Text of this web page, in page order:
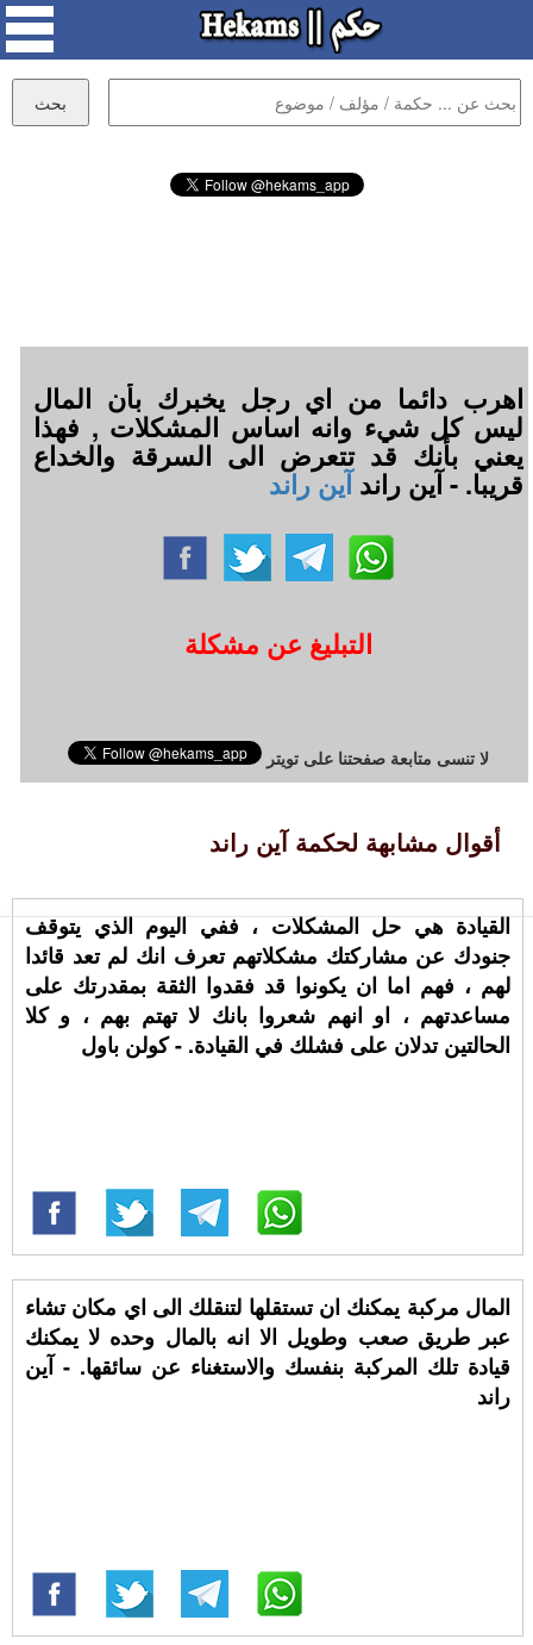
اهرب دائما من اي رجل يخبرك بأن المال
ليس كل شيء وانه اساس المشكلات , فهذا
يعني بأنك قد تتعرض الى السرقة والخداع
قريبا. - آين راندآين راند
التبليغ عن مشكلة
لا تنسى متابعة صفحتنا على تويتر
أقوال مشابهة لحكمة آين راند
القيادة هي حل المشكلات ، ففي اليوم الذي يتوقف
جنودك عن مشاركتك مشكلاتهم تعرف انك لم تعد قائدا
لهم ، فهم اما ان يكونوا قد فقدوا الثقة بمقدرتك على
مساعدتهم ، او انهم شعروا بانك لا تهتم بهم ، و كلا
الحالتين تدلان على فشلك في القيادة. - كولن باول
المال مركبة يمكنك ان تستقلها لتنقلك الى اي مكان تشاء
عبر طريق صعب وطويل الا انه بالمال وحده لا يمكنك
قيادة تلك المركبة بنفسك والاستغناء عن سائقها. - آين
راند